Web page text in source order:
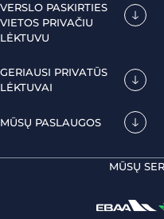
VERSLO PASKIRTIES
VIETOS PRIVAČIU
LĖKTUVU
GERIAUSI PRIVATŪS
LĖKTUVAI
MŪSŲ PASLAUGOS
MŪSŲ